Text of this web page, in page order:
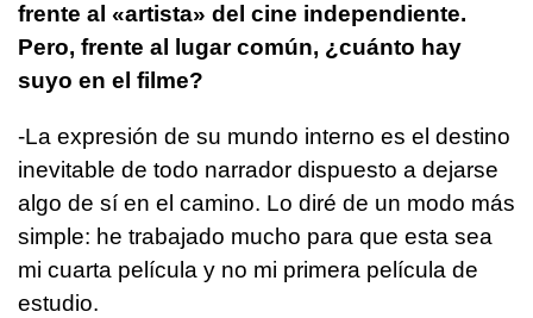
frente al «artista» del cine independiente.
Pero, frente al lugar común, ¿cuánto hay
suyo en el filme?
-La expresión de su mundo interno es el destino
inevitable de todo narrador dispuesto a dejarse
algo de sí en el camino. Lo diré de un modo más
simple: he trabajado mucho para que esta sea
mi cuarta película y no mi primera película de
estudio.